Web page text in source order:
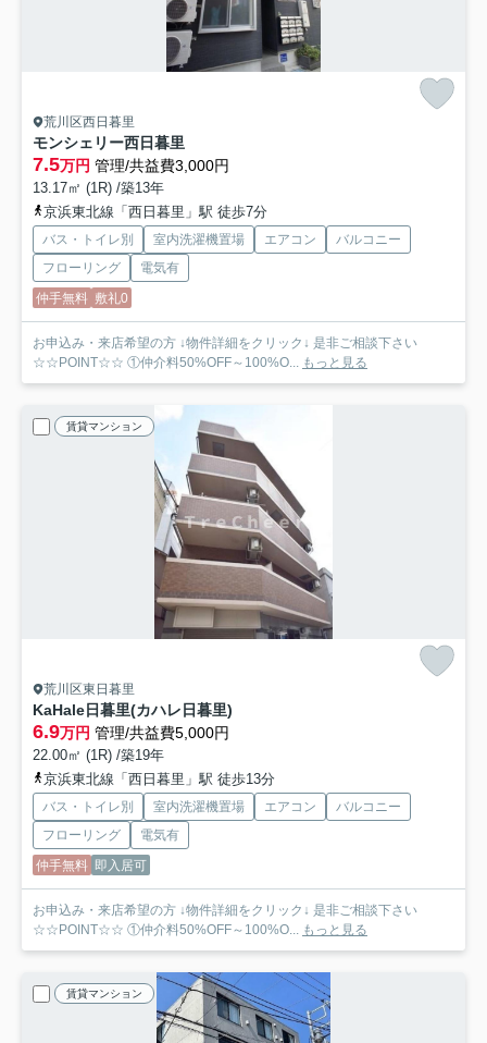
荒川区西日暮里
モンシェリー西日暮里
7.5万円 管理/共益費3,000円
13.17㎡ (1R) /築13年
京浜東北線「西日暮里」駅 徒歩7分
バス・トイレ別 室内洗濯機置場 エアコン
バルコニー
フローリング
電気有
仲手無料 敷礼0
お申込み・来店希望の方 ↓物件詳細をクリック↓ 是非ご相談下さい
☆☆POINT☆☆ ①仲介料50%OFF～100%O... もっと見る
賃貸マンション
荒川区東日暮里
KaHale日暮里(カハレ日暮里)
6.9万円 管理/共益費5,000円
22.00㎡ (1R) /築19年
京浜東北線「西日暮里」駅 徒歩13分
バス・トイレ別 室内洗濯機置場 エアコン
バルコニー
フローリング
電気有
仲手無料 即入居可
お申込み・来店希望の方 ↓物件詳細をクリック↓ 是非ご相談下さい
☆☆POINT☆☆ ①仲介料50%OFF～100%O... もっと見る
賃貸マンション